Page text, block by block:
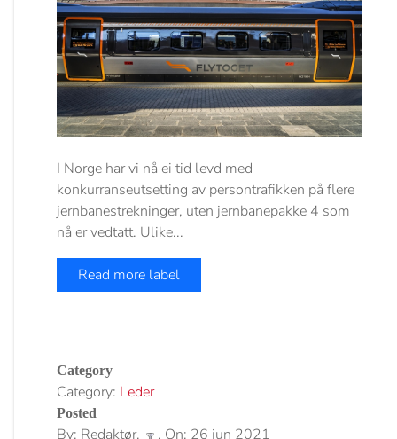
I Norge har vi nå ei tid levd med
konkurranseutsetting av persontrafikken på flere
jernbanestrekninger, uten jernbanepakke 4 som
nå er vedtatt. Ulike...
Read more label
Category
Category: Leder
Posted
By: Redaktør, , On: 26 jun 2021